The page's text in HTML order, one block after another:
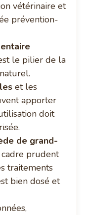
vétérinaire et
prévention-
le pilier de la
et les
apporter
doit
de grand-
cadre prudent
traitements
bien dosé et